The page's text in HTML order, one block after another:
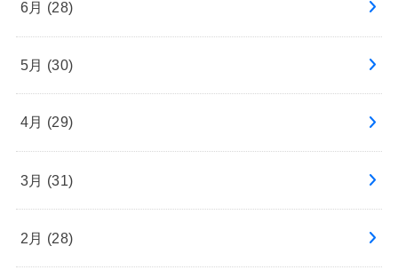
6月 (28)
5月 (30)
4月 (29)
3月 (31)
2月 (28)